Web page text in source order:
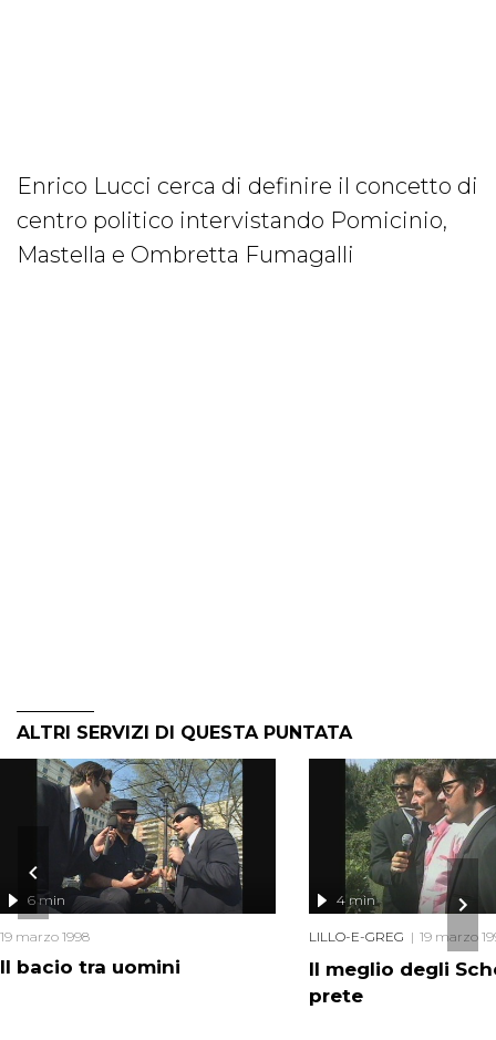
Enrico Lucci cerca di definire il concetto di
centro politico intervistando Pomicinio,
Mastella e Ombretta Fumagalli
ALTRI SERVIZI DI QUESTA PUNTATA
Il bacio tra uomini
6 min
19 marzo 1998
Il meglio degli
prete
4 min
LILLO-E-GREG 19 marzo